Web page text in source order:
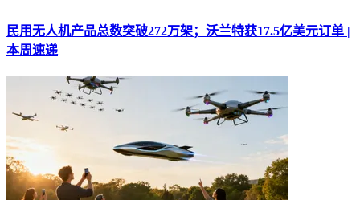
民用无人机产品总数突破272万架；沃兰特获17.5亿美元订单 |
本周速递